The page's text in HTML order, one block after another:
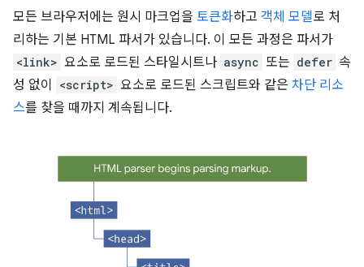
모든 브라우저에는 원시 마크업을 토큰화하고 객체 모델로 처
리하는 기본 HTML 파서가 있습니다. 이 모든 과정은 파서가
<link> 요소로 로드된 스타일시트나 async 또는 defer 속
성 없이
<script> 요소로 로드된 스크립트와 같은 차단 리소
스를 찾을 때까지 계속됩니다.